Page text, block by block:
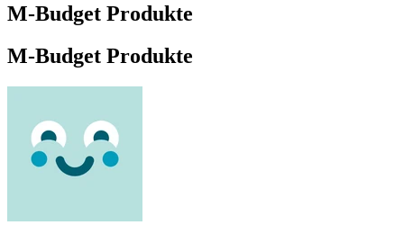
M-Budget Produkte
M-Budget Produkte